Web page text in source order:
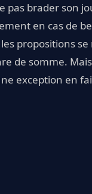
pas brader son
en cas de
propositions
de somme.
exception en